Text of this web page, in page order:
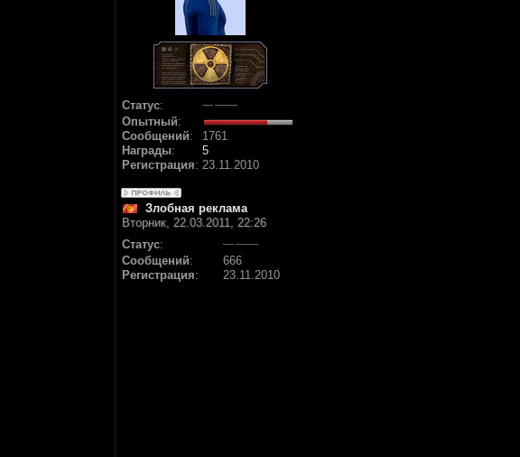
Статус:
Опытный:
Сообщений:
1761
Награды:
5
Регистрация: 23.11.2010
Злобная реклама
Вторник, 22.03.2011, 22:26
Статус:
Сообщений:
666
Регистрация: 23.11.2010